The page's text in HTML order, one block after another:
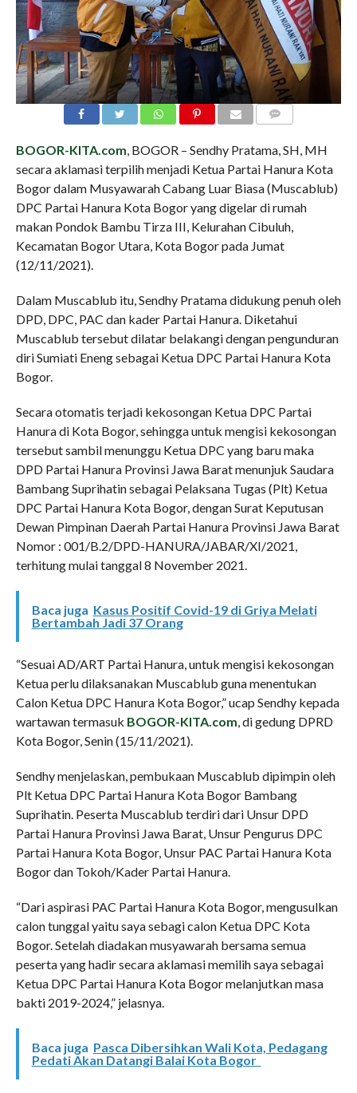
BOGOR-KITA.com, BOGOR – Sendhy Pratama, SH, MH
secara aklamasi terpilih menjadi Ketua Partai Hanura Kota
Bogor dalam Musyawarah Cabang Luar Biasa (Muscablub)
DPC Partai Hanura Kota Bogor yang digelar di rumah
makan Pondok Bambu Tirza III, Kelurahan Cibuluh,
Kecamatan Bogor Utara, Kota Bogor pada Jumat
(12/11/2021).
Dalam Muscablub itu, Sendhy Pratama didukung penuh oleh
DPD, DPC, PAC dan kader Partai Hanura. Diketahui
Muscablub tersebut dilatar belakangi dengan pengunduran
diri Sumiati Eneng sebagai Ketua DPC Partai Hanura Kota
Bogor.
Secara otomatis terjadi kekosongan Ketua DPC Partai
Hanura di Kota Bogor, sehingga untuk mengisi kekosongan
tersebut sambil menunggu Ketua DPC yang baru maka
DPD Partai Hanura Provinsi Jawa Barat menunjuk Saudara
Bambang Suprihatin sebagai Pelaksana Tugas (Plt) Ketua
DPC Partai Hanura Kota Bogor, dengan Surat Keputusan
Dewan Pimpinan Daerah Partai Hanura Provinsi Jawa Barat
Nomor : 001/B.2/DPD-HANURA/JABAR/XI/2021,
terhitung mulai tanggal 8 November 2021.
Baca juga Kasus Positif Covid-19 di Griya Melati
Bertambah Jadi 37 Orang
“Sesuai AD/ART Partai Hanura, untuk mengisi kekosongan
Ketua perlu dilaksanakan Muscablub guna menentukan
Calon Ketua DPC Hanura Kota Bogor,” ucap Sendhy kepada
wartawan termasuk BOGOR-KITA.com, di gedung DPRD
Kota Bogor, Senin (15/11/2021).
Sendhy menjelaskan, pembukaan Muscablub dipimpin oleh
Plt Ketua DPC Partai Hanura Kota Bogor Bambang
Suprihatin. Peserta Muscablub terdiri dari Unsur DPD
Partai Hanura Provinsi Jawa Barat, Unsur Pengurus DPC
Partai Hanura Kota Bogor, Unsur PAC Partai Hanura Kota
Bogor dan Tokoh/Kader Partai Hanura.
“Dari aspirasi PAC Partai Hanura Kota Bogor, mengusulkan
calon tunggal yaitu saya sebagi calon Ketua DPC Kota
Bogor. Setelah diadakan musyawarah bersama semua
peserta yang hadir secara aklamasi memilih saya sebagai
Ketua DPC Partai Hanura Kota Bogor melanjutkan masa
bakti 2019-2024,” jelasnya.
Baca juga Pasca Dibersihkan Wali Kota, Pedagang
Pedati Akan Datangi Balai Kota Bogor